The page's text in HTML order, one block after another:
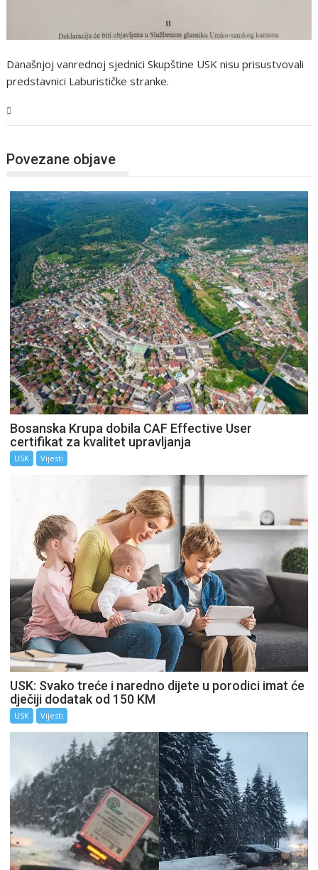
Današnjoj vanrednoj sjednici Skupštine USK nisu prisustvovali
predstavnici Laburističke stranke.
Povezane objave
Bosanska Krupa dobila CAF Effective User
certifikat za kvalitet upravljanja
USK Vijesti
USK: Svako treće i naredno dijete u porodici imat će
dječiji dodatak od 150 KM
USK Vijesti